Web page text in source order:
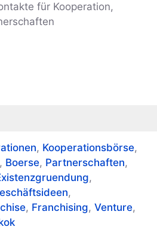
für Kooperation,
, Kooperationsbörse,
, Boerse, Partnerschaften,
,
,
, Franchising, Venture,